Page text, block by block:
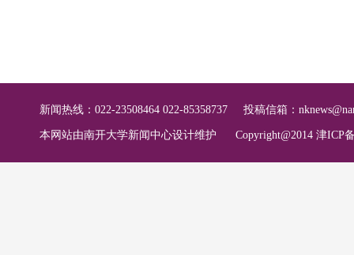
新闻热线：022-23508464 022-85358737 投稿信箱：
本网站由南开大学新闻中心设计维护 Copyright@2014 津ICP